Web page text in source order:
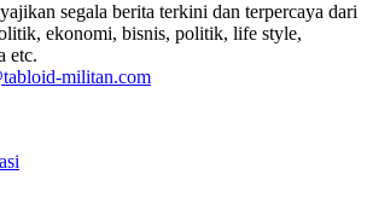
segala berita terkini dan terpercaya dari
ekonomi, bisnis, politik, life style,
etc.
militan.com